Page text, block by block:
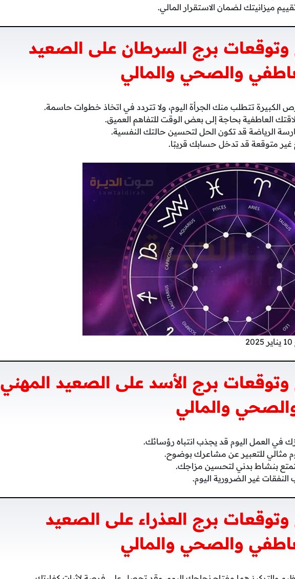
ميزانيتك لضمان الاستقرار المالي.
برج السرطان على الصعيد
والصحي والمالي
الكبيرة تتطلب منك الجرأة اليوم، ولا تتردد في اتخاذ خطوات حاسمة.
العاطفية بحاجة إلى بعض الوقت للتفاهم العميق.
الرياضة قد تكون الحل لتحسين حالتك النفسية.
غير متوقعة قد تدخل حسابك قريبًا.
برج الأسد على الصعيد المهني
والمالي
في العمل اليوم قد يجذب انتباه رؤسائك.
مثالي للتعبير عن مشاعرك بوضوح.
بنشاط بدني لتحسين مزاجك.
النفقات غير الضرورية اليوم.
برج العذراء على الصعيد
والصحي والمالي